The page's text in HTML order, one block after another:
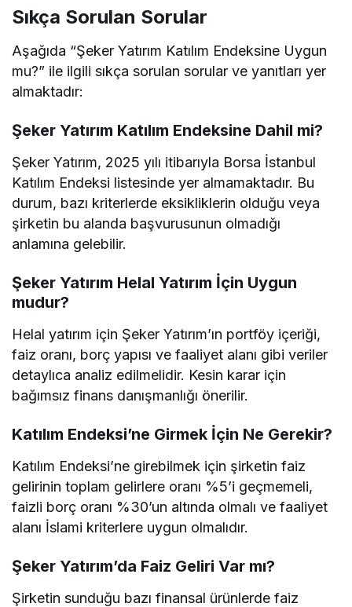
Sıkça Sorulan Sorular
Aşağıda “Şeker Yatırım Katılım Endeksine Uygun
mu?” ile ilgili sıkça sorulan sorular ve yanıtları yer
almaktadır:
Şeker Yatırım Katılım Endeksine Dahil mi?
Şeker Yatırım, 2025 yılı itibarıyla Borsa İstanbul
Katılım Endeksi listesinde yer almamaktadır. Bu
durum, bazı kriterlerde eksikliklerin olduğu veya
şirketin bu alanda başvurusunun olmadığı
anlamına gelebilir.
Şeker Yatırım Helal Yatırım İçin Uygun
mudur?
Helal yatırım için Şeker Yatırım’ın portföy içeriği,
faiz oranı, borç yapısı ve faaliyet alanı gibi veriler
detaylıca analiz edilmelidir. Kesin karar için
bağımsız finans danışmanlığı önerilir.
Katılım Endeksi’ne Girmek İçin Ne Gerekir?
Katılım Endeksi’ne girebilmek için şirketin faiz
gelirinin toplam gelirlere oranı %5’i geçmemeli,
faizli borç oranı %30’un altında olmalı ve faaliyet
alanı İslami kriterlere uygun olmalıdır.
Şeker Yatırım’da Faiz Geliri Var mı?
Şirketin sunduğu bazı finansal ürünlerde faiz